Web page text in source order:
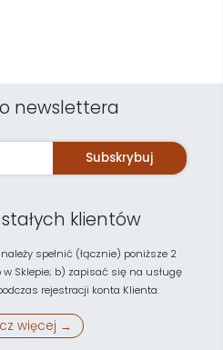
newslettera
Subskrybuj
klientów
spełnić (łącznie) poniższe 2
w Sklepie; b) zapisać się na usługę
rejestracji konta Klienta.
więcej →